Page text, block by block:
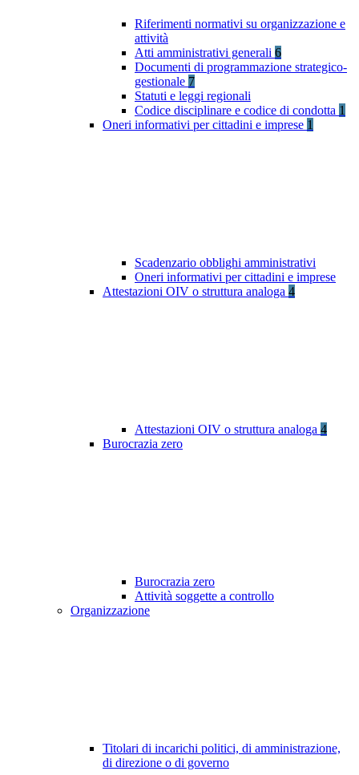
Riferimenti normativi su organizzazione e
attività
Atti amministrativi generali 6
Documenti di programmazione strategico-
gestionale 7
Statuti e leggi regionali
Codice disciplinare e codice di condotta 1
Oneri informativi per cittadini e imprese 1
Scadenzario obblighi amministrativi
Oneri informativi per cittadini e imprese
Attestazioni OIV o struttura analoga 4
Attestazioni OIV o struttura analoga 4
Burocrazia zero
Burocrazia zero
Attività soggette a controllo
Organizzazione
Titolari di incarichi politici, di amministrazione,
di direzione o di governo